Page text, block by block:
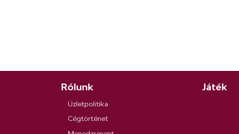
Rólunk
Üzletpolitika
Cégtörténet
Játék